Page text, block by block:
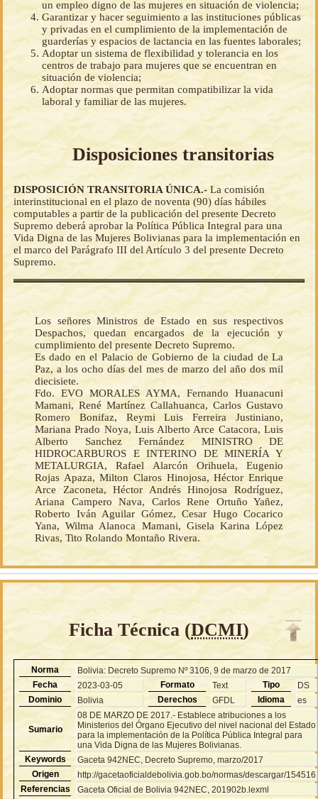
un empleo digno de las mujeres en situación de violencia;
Garantizar y hacer seguimiento a las instituciones públicas
y privadas en el cumplimiento de la implementación de
guarderías y espacios de lactancia en las fuentes laborales;
Adoptar un sistema de flexibilidad y tolerancia en los
centros de trabajo para mujeres que se encuentran en
situación de violencia;
Adoptar normas que permitan compatibilizar la vida
laboral y familiar de las mujeres.
Disposiciones transitorias
DISPOSICIÓN TRANSITORIA ÚNICA.- La comisión
interinstitucional en el plazo de noventa (90) días hábiles
computables a partir de la publicación del presente Decreto
Supremo deberá aprobar la Política Pública Integral para una
Vida Digna de las Mujeres Bolivianas para la implementación en
el marco del Parágrafo III del Artículo 3 del presente Decreto
Supremo.
Los señores Ministros de Estado en sus respectivos
Despachos, quedan encargados de la ejecución y
cumplimiento del presente Decreto Supremo.
Es dado en el Palacio de Gobierno de la ciudad de La
Paz, a los ocho días del mes de marzo del año dos mil
diecisiete.
Fdo. EVO MORALES AYMA, Fernando Huanacuni
Mamani, René Martínez Callahuanca, Carlos Gustavo
Romero Bonifaz, Reymi Luis Ferreira Justiniano,
Mariana Prado Noya, Luis Alberto Arce Catacora, Luis
Alberto Sanchez Fernández MINISTRO DE
HIDROCARBUROS E INTERINO DE MINERÍA Y
METALURGIA, Rafael Alarcón Orihuela, Eugenio
Rojas Apaza, Milton Claros Hinojosa, Héctor Enrique
Arce Zaconeta, Héctor Andrés Hinojosa Rodríguez,
Ariana Campero Nava, Carlos Rene Ortuño Yañez,
Roberto Iván Aguilar Gómez, Cesar Hugo Cocarico
Yana, Wilma Alanoca Mamani, Gisela Karina López
Rivas, Tito Rolando Montaño Rivera.
Ficha Técnica (DCMI)
Norma
Bolivia: Decreto Supremo Nº 3106, 9 de marzo de 2017
Fecha
2023-03-05 Formato Text Tipo
DS
Dominio
Bolivia Derechos GFDL Idioma es
Sumario
08 DE MARZO DE 2017.- Establece atribuciones a los
Ministerios del Órgano Ejecutivo del nivel nacional del Estado
para la implementación de la Política Pública Integral para
una Vida Digna de las Mujeres Bolivianas.
Keywords
Gaceta 942NEC, Decreto Supremo, marzo/2017
Origen
http://gacetaoficialdebolivia.gob.bo/normas/descargar/154516
Referencias
Gaceta Oficial de Bolivia 942NEC, 201902b.lexml